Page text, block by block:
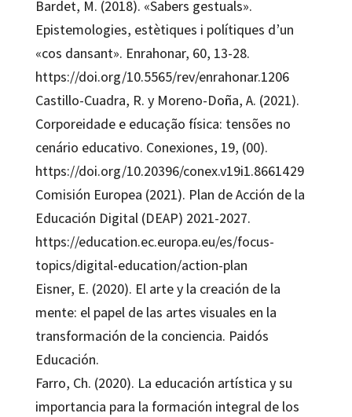
Bardet, M. (2018). «Sabers gestuals».
Epistemologies, estètiques i polítiques d’un
«cos dansant». Enrahonar, 60, 13-28.
https://doi.org/10.5565/rev/enrahonar.1206
Castillo-Cuadra, R. y Moreno-Doña, A. (2021).
Corporeidade e educação física: tensões no
cenário educativo. Conexiones, 19, (00).
https://doi.org/10.20396/conex.v19i1.8661429
Comisión Europea (2021). Plan de Acción de la
Educación Digital (DEAP) 2021-2027.
https://education.ec.europa.eu/es/focus-
topics/digital-education/action-plan
Eisner, E. (2020). El arte y la creación de la
mente: el papel de las artes visuales en la
transformación de la conciencia. Paidós
Educación.
Farro, Ch. (2020). La educación artística y su
importancia para la formación integral de los